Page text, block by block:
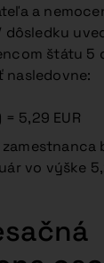
a
dôsledku
štátu 5
= 5,29 EUR
vo výške